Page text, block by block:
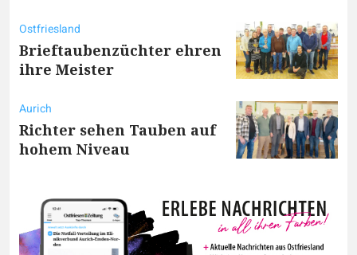
Ostfriesland
Brieftaubenzüchter ehren
ihre Meister
Aurich
Richter sehen Tauben auf
hohem Niveau